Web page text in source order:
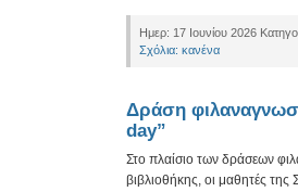
Ημερ: 17 Ιουνίου 2026
Σχόλια: κανένα
Δράση
day”
Στο πλαίσιο των δράσεων
βιβλιοθήκης, οι μαθητές της